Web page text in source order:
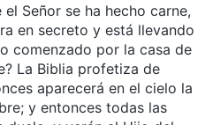
Señor se ha hecho carne,
en secreto y está llevando
comenzado por la casa de
La Biblia profetiza de
aparecerá en el cielo la
y entonces todas las